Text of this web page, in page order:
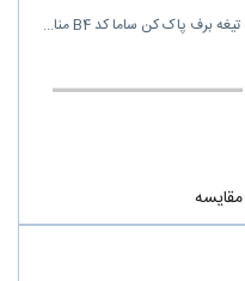
تیغه برف پاک کن ساما کد B4 منا
مقایسه